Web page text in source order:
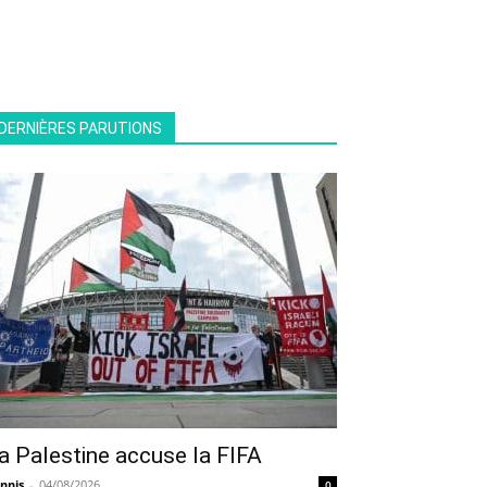
PARUTIONS
Palestine accuse la FIFA